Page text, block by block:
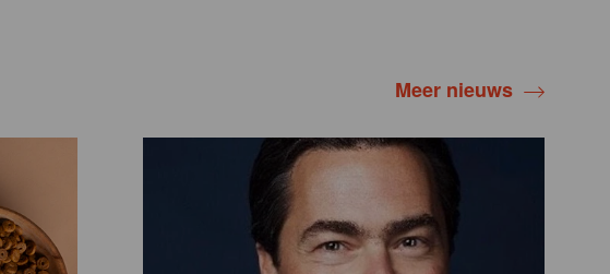
Meer nieuws